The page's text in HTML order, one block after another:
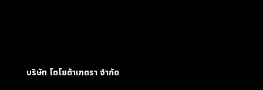
บริษัท โตโยต้าเภตรา จำกัด